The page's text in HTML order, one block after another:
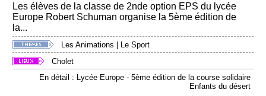
Les élèves de la classe de 2nde option EPS du lycée
Europe Robert Schuman organise la 5ème édition de
la...
Les Animations
Le Sport
Cholet
En détail : Lycée Europe - 5ème édition de la course solidaire
Enfants du désert